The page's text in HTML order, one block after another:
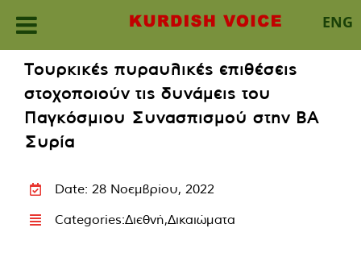
ENG
content
Τουρκικές πυραυλικές επιθέσεις
στοχοποιούν τις δυνάμεις του
Παγκόσμιου Συνασπισμού στην ΒΑ
Συρία
Date: 28 Νοεμβρίου, 2022
Categories:Διεθνή,Δικαιώματα